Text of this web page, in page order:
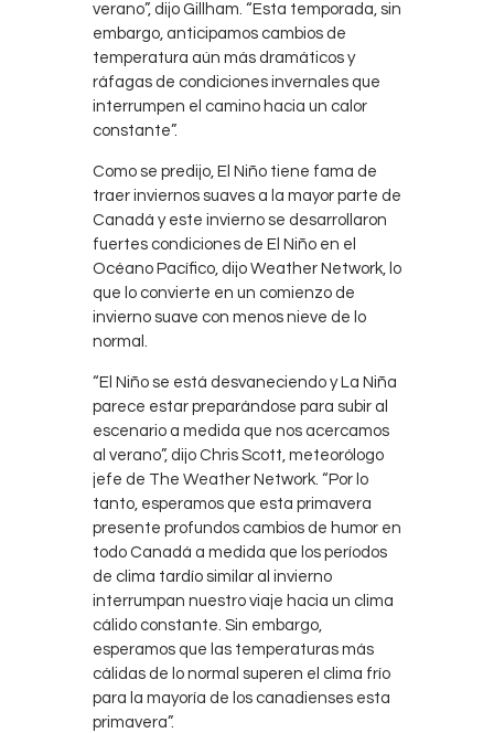
verano”, dijo Gillham. “Esta temporada, sin
embargo, anticipamos cambios de
temperatura aún más dramáticos y
ráfagas de condiciones invernales que
interrumpen el camino hacia un calor
constante”.
Como se predijo, El Niño tiene fama de
traer inviernos suaves a la mayor parte de
Canadá y este invierno se desarrollaron
fuertes condiciones de El Niño en el
Océano Pacífico, dijo Weather Network, lo
que lo convierte en un comienzo de
invierno suave con menos nieve de lo
normal.
“El Niño se está desvaneciendo y La Niña
parece estar preparándose para subir al
escenario a medida que nos acercamos
al verano”, dijo Chris Scott, meteorólogo
jefe de The Weather Network. “Por lo
tanto, esperamos que esta primavera
presente profundos cambios de humor en
todo Canadá a medida que los períodos
de clima tardío similar al invierno
interrumpan nuestro viaje hacia un clima
cálido constante. Sin embargo,
esperamos que las temperaturas más
cálidas de lo normal superen el clima frío
para la mayoría de los canadienses esta
primavera”.